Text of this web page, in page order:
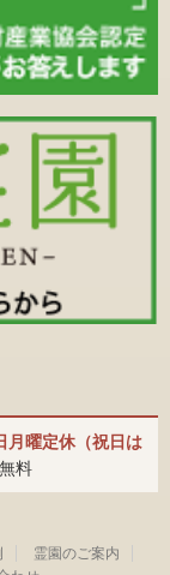
月曜定休（祝日は
料
霊園のご案内